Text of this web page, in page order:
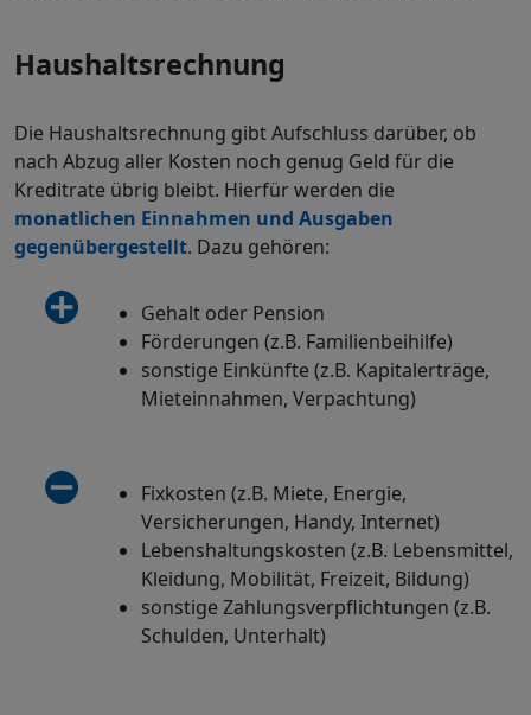
Haushaltsrechnung
Die Haushaltsrechnung gibt Aufschluss darüber, ob
nach Abzug aller Kosten noch genug Geld für die
Kreditrate übrig bleibt. Hierfür werden die
monatlichen Einnahmen und Ausgaben
gegenübergestellt. Dazu gehören:
Gehalt oder Pension
Förderungen (z.B. Familienbeihilfe)
sonstige Einkünfte (z.B. Kapitalerträge,
Mieteinnahmen, Verpachtung)
Fixkosten (z.B. Miete, Energie,
Versicherungen, Handy, Internet)
Lebenshaltungskosten (z.B. Lebensmittel,
Kleidung, Mobilität, Freizeit, Bildung)
sonstige Zahlungsverpflichtungen (z.B.
Schulden, Unterhalt)